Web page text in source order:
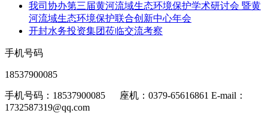
我司协办第三届黄河流域生态环境保护学术研讨会 暨黄
河流域生态环境保护联合创新中心年会
开封水务投资集团莅临交流考察
手机号码
18537900085
手机号码：18537900085 座机：0379-65616861 E-mail：
1732587319@qq.com